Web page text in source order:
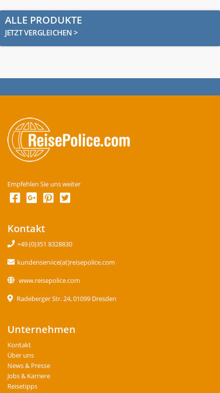
ALLE PRODUKTE
JETZT VERGLEICHEN >
Empfehlen Sie uns weiter
Kontakt
+49 (0)351 8328830
kundenservice(at)reisepolice.com
www.reisepolice.com
Radeberger Str. 24, 01099 Dresden
Unternehmen
Kontakt
Über uns
News & Presse
Jobs & Karriere
Reisetipps